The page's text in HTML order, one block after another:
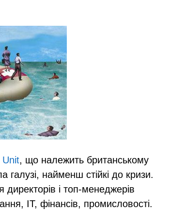
Unit, що належить британському
найменш стійкі до кризи.
і топ-менеджерів
ІТ, фінансів, промисловості.